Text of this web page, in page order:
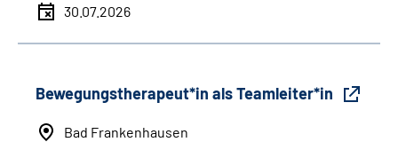
30.07.2026
Bewegungstherapeut*in als Teamleiter*in
Bad Frankenhausen